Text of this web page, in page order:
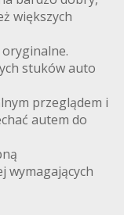
większych
oryginalne.
stuków auto
przeglądem i
autem do
wymagających